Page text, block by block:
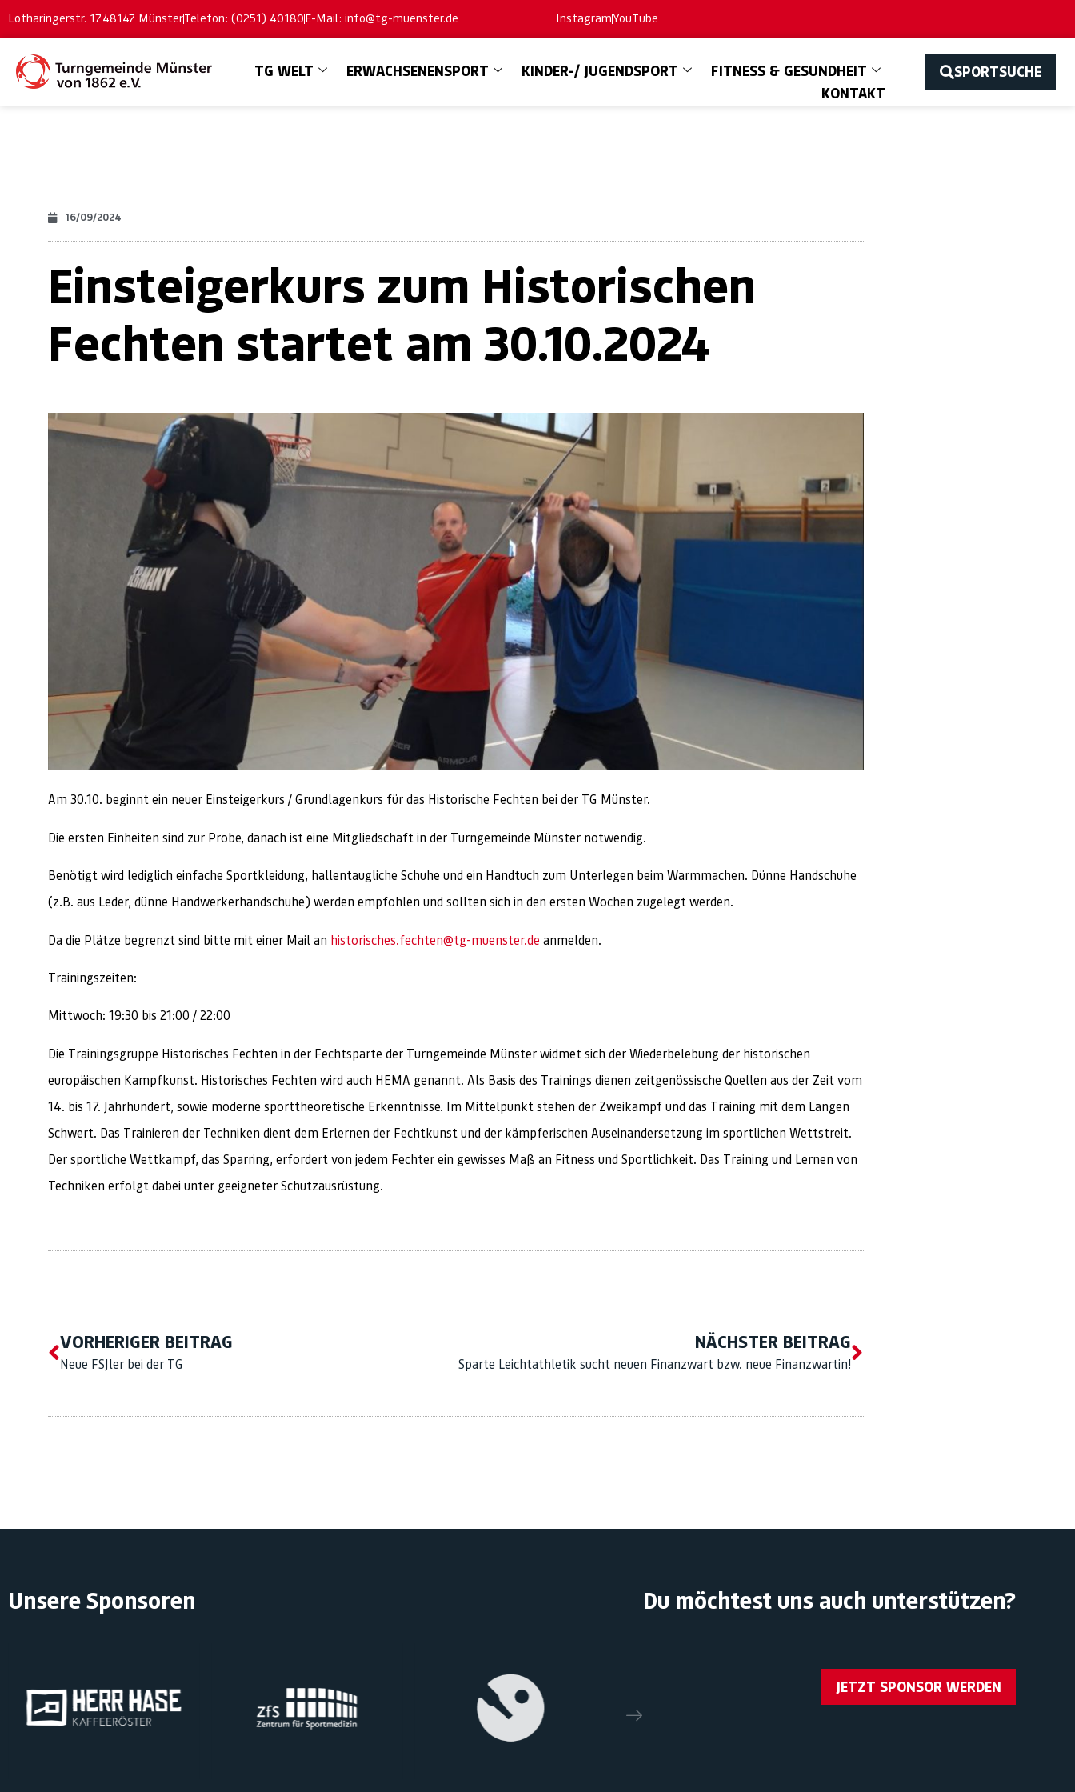
Lotharingerstr. 1748147 MünsterTelefon: (0251) 40180E-Mail: info@tg-muenster.de InstagramYouTube
TG WELT ERWACHSENENSPORT KINDER-/ JUGENDSPORT
FITNESS & GESUNDHEIT
KONTAKT
SPORTSUCHE
16/09/2024
Einsteigerkurs zum Historischen
Fechten startet am 30.10.2024
Am 30.10. beginnt ein neuer Einsteigerkurs / Grundlagenkurs für das Historische Fechten bei der TG Münster.
Die ersten Einheiten sind zur Probe, danach ist eine Mitgliedschaft in der Turngemeinde Münster notwendig.
Benötigt wird lediglich einfache Sportkleidung, hallentaugliche Schuhe und ein Handtuch zum Unterlegen beim Warmmachen. Dünne Handschuhe
(z.B. aus Leder, dünne Handwerkerhandschuhe) werden empfohlen und sollten sich in den ersten Wochen zugelegt werden.
Da die Plätze begrenzt sind bitte mit einer Mail an historisches.fechten@tg-muenster.de anmelden.
Trainingszeiten:
Mittwoch: 19:30 bis 21:00 / 22:00
Die Trainingsgruppe Historisches Fechten in der Fechtsparte der Turngemeinde Münster widmet sich der Wiederbelebung der historischen
europäischen Kampfkunst. Historisches Fechten wird auch HEMA genannt. Als Basis des Trainings dienen zeitgenössische Quellen aus der Zeit vom
14. bis 17. Jahrhundert, sowie moderne sporttheoretische Erkenntnisse. Im Mittelpunkt stehen der Zweikampf und das Training mit dem Langen
Schwert. Das Trainieren der Techniken dient dem Erlernen der Fechtkunst und der kämpferischen Auseinandersetzung im sportlichen Wettstreit.
Der sportliche Wettkampf, das Sparring, erfordert von jedem Fechter ein gewisses Maß an Fitness und Sportlichkeit. Das Training und Lernen von
Techniken erfolgt dabei unter geeigneter Schutzausrüstung.
VORHERIGER BEITRAG
Neue FSJler bei der TG
NÄCHSTER BEITRAG
Sparte Leichtathletik sucht neuen Finanzwart bzw. neue Finanzwartin!
Unsere Sponsoren Du möchtest uns auch unterstützen?
JETZT SPONSOR WERDEN